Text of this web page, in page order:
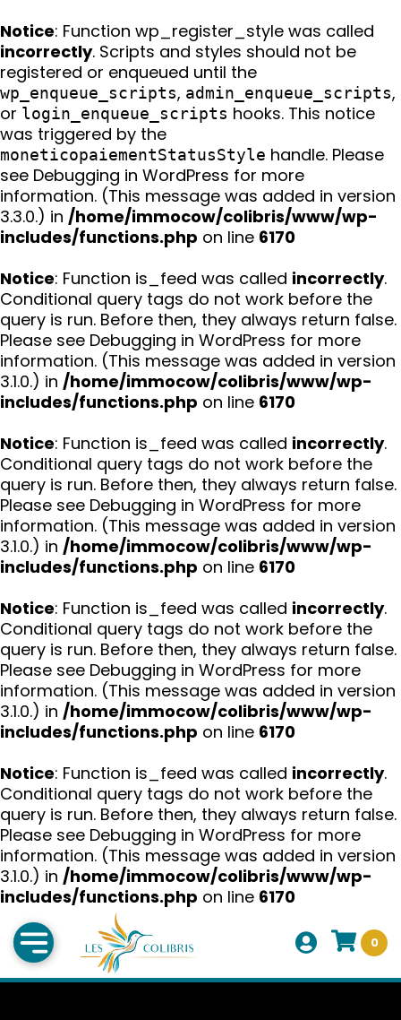
Notice: Function wp_register_style was called
incorrectly. Scripts and styles should not be
registered or enqueued until the
wp_enqueue_scripts, admin_enqueue_scripts,
or login_enqueue_scripts hooks. This notice
was triggered by the
moneticopaiementStatusStyle handle. Please
see Debugging in WordPress for more
information. (This message was added in version
3.3.0.) in /home/immocow/colibris/www/wp-
includes/functions.php on line 6170
Notice: Function is_feed was called incorrectly.
Conditional query tags do not work before the
query is run. Before then, they always return false.
Please see Debugging in WordPress for more
information. (This message was added in version
3.1.0.) in /home/immocow/colibris/www/wp-
includes/functions.php on line 6170
Notice: Function is_feed was called incorrectly.
Conditional query tags do not work before the
query is run. Before then, they always return false.
Please see Debugging in WordPress for more
information. (This message was added in version
3.1.0.) in /home/immocow/colibris/www/wp-
includes/functions.php on line 6170
Notice: Function is_feed was called incorrectly.
Conditional query tags do not work before the
query is run. Before then, they always return false.
Please see Debugging in WordPress for more
information. (This message was added in version
3.1.0.) in /home/immocow/colibris/www/wp-
includes/functions.php on line 6170
Notice: Function is_feed was called incorrectly.
Conditional query tags do not work before the
query is run. Before then, they always return false.
Please see Debugging in WordPress for more
information. (This message was added in version
3.1.0.) in /home/immocow/colibris/www/wp-
includes/functions.php on line 6170
0